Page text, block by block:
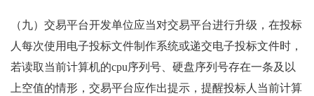
（九）交易平台开发单位应当对交易平台进行升级，在投标
人每次使用电子投标文件制作系统或递交电子投标文件时，
若读取当前计算机的cpu序列号、硬盘序列号存在一条及以
上空值的情形，交易平台应作出提示，提醒投标人当前计算